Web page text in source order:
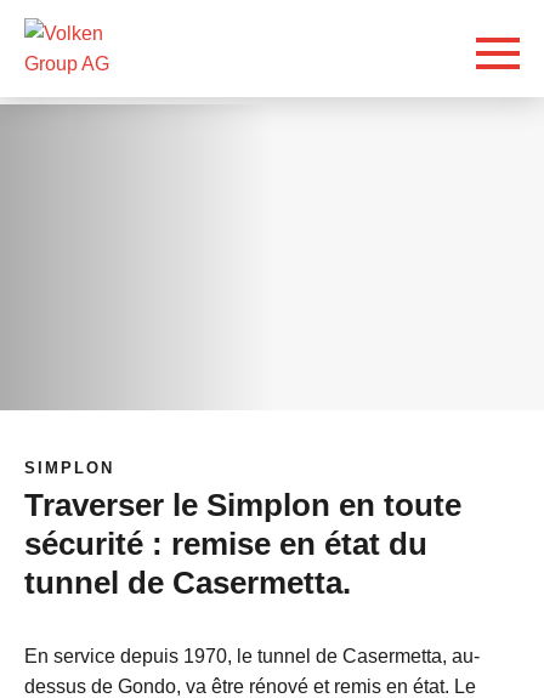
SIMPLON
Traverser le Simplon en toute
sécurité : remise en état du
tunnel de Casermetta.
En service depuis 1970, le tunnel de Casermetta, au-
dessus de Gondo, va être rénové et remis en état. Le